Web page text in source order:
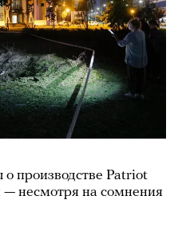
производстве Patriot
несмотря на сомнения